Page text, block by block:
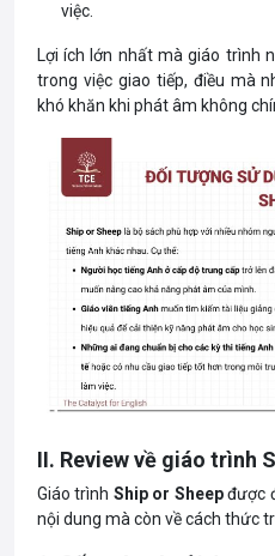
việc.
Lợi ích lớn nhất mà giáo trình
trong việc giao tiếp, điều mà
khó khăn khi phát âm không
II. Review về giáo trình
Giáo trình Ship or Sheepđược
nội dung mà còn về cách thức